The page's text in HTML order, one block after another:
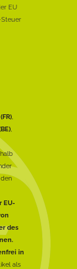
EU
(FR),
,
EU-
des
in
als